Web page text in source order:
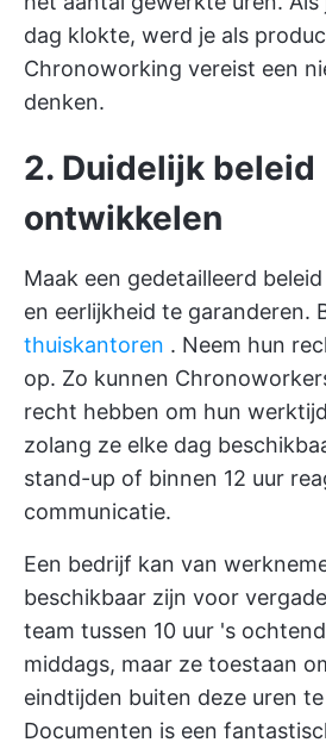
dag klokte, werd je als
Chronoworking vereist een
denken.
2. Duidelijk beleid
ontwikkelen
Maak een gedetailleerd
en eerlijkheid te garanderen.
thuiskantoren . Neem hun
op. Zo kunnen
recht hebben om hun
zolang ze elke dag
stand-up of binnen 12 uur
communicatie.
Een bedrijf kan van
beschikbaar zijn voor
team tussen 10 uur 's
middags, maar ze toestaan
eindtijden buiten deze uren
Documenten is een